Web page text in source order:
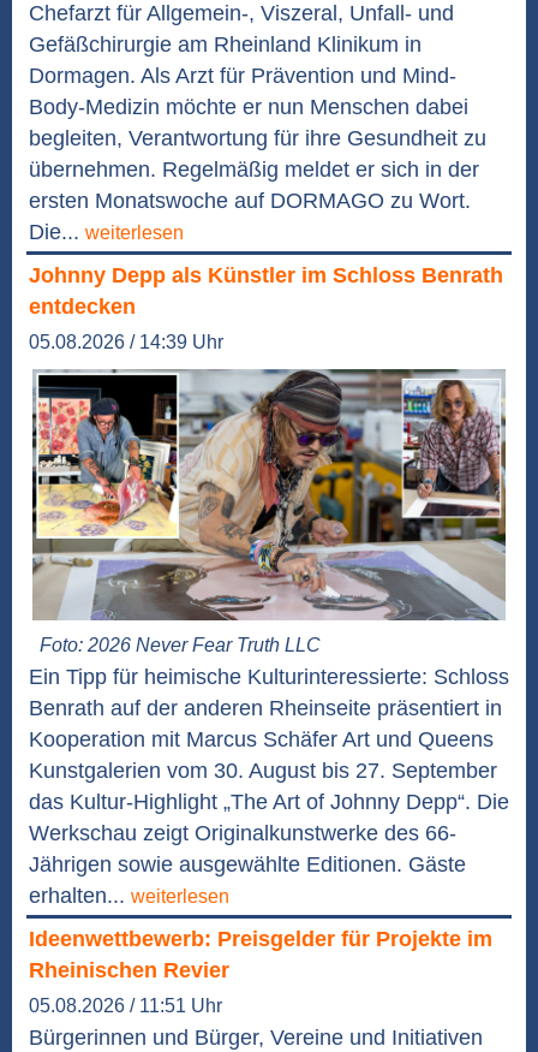
Chefarzt für Allgemein-, Viszeral, Unfall- und
Gefäßchirurgie am Rheinland Klinikum in
Dormagen. Als Arzt für Prävention und Mind-
Body-Medizin möchte er nun Menschen dabei
begleiten, Verantwortung für ihre Gesundheit zu
übernehmen. Regelmäßig meldet er sich in der
ersten Monatswoche auf DORMAGO zu Wort.
Die... weiterlesen
Johnny Depp als Künstler im Schloss Benrath
entdecken
05.08.2026 / 14:39 Uhr
Foto: 2026 Never Fear Truth LLC
Ein Tipp für heimische Kulturinteressierte: Schloss
Benrath auf der anderen Rheinseite präsentiert in
Kooperation mit Marcus Schäfer Art und Queens
Kunstgalerien vom 30. August bis 27. September
das Kultur-Highlight „The Art of Johnny Depp“. Die
Werkschau zeigt Originalkunstwerke des 66-
Jährigen sowie ausgewählte Editionen. Gäste
erhalten... weiterlesen
Ideenwettbewerb: Preisgelder für Projekte im
Rheinischen Revier
05.08.2026 / 11:51 Uhr
Bürgerinnen und Bürger, Vereine und Initiativen